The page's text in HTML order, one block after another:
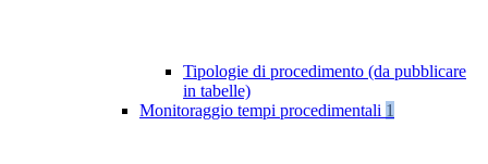
Tipologie di procedimento (da pubblicare
in tabelle)
Monitoraggio tempi procedimentali 1